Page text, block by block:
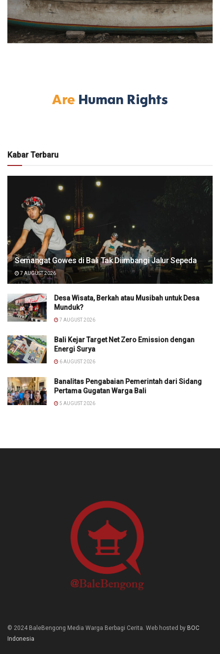
Kabar Terbaru
Semangat Gowes di Bali Tak Diimbangi Jalur Sepeda
7 AUGUST 2026
Desa Wisata, Berkah atau Musibah untuk Desa
Munduk?
7 AUGUST 2026
Bali Kejar Target Net Zero Emission dengan
Energi Surya
6 AUGUST 2026
Banalitas Pengabaian Pemerintah dari Sidang
Pertama Gugatan Warga Bali
5 AUGUST 2026
© 2024 BaleBengong Media Warga Berbagi Cerita. Web hosted by BOC
Indonesia